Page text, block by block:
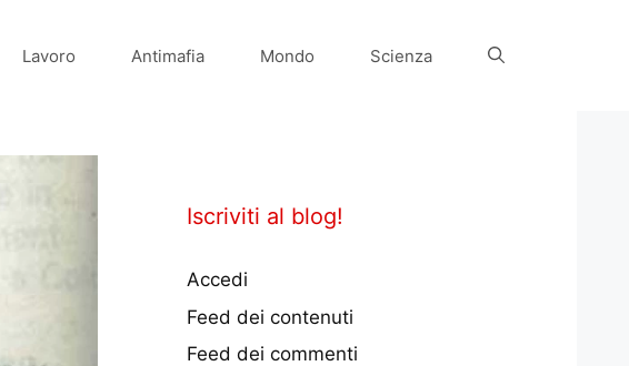
Lavoro Antimafia Mondo Scienza
Iscriviti al blog!
Accedi
Feed dei contenuti
Feed dei commenti